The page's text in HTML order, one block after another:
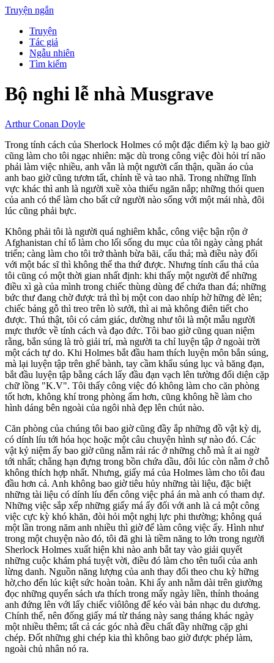
Truyện ngắn
Truyện
Tác giả
Ngẫu nhiên
Tìm kiếm
Bộ nghi lễ nhà Musgrave
Arthur Conan Doyle
Trong tính cách của Sherlock Holmes có một đặc điểm kỳ lạ bao giờ
cũng làm cho tôi ngạc nhiên: mặc dù trong công việc đòi hỏi trí não
phải làm việc nhiều, anh vẫn là một người cẩn thận, quần áo của
anh bao giờ cũng tươm tất, chỉnh tề và tao nhã. Trong những lĩnh
vực khác thì anh là người xuề xòa thiếu ngăn nắp; những thói quen
của anh có thể làm cho bất cứ người nào sống với một mái nhà, đôi
lúc cũng phải bực.
Không phải tôi là người quá nghiêm khắc, công việc bận rộn ở
Afghanistan chỉ tổ làm cho lối sống du mục của tôi ngày càng phát
triển; càng làm cho tôi trở thành bừa bãi, cẩu thả; mà điều này đối
với một bác sĩ thì không thể tha thứ được. Nhưng tính cẩu thả của
tôi cũng có một thời gian nhất định: khi thấy một người để những
điều xì gà của mình trong chiếc thùng dùng để chứa than đá; những
bức thư đang chờ được trả thì bị một con dao nhíp hờ hững đè lên;
chiếc bảng gỗ thì treo trên lò sưởi, thì ai mà không điên tiết cho
được. Thú thật, tôi có cảm giác, dường như tôi là một mẫu người
mực thước về tính cách và đạo đức. Tôi bao giờ cũng quan niệm
rằng, bắn súng là trò giải trí, mà người ta chỉ luyện tập ở ngoài trời
một cách tự do. Khi Holmes bắt đầu ham thích luyện môn bắn súng,
mà lại luyện tập trên ghế bành, tay cầm khẩu súng lục và băng đạn,
bắt đầu luyện tập bằng cách lấy đầu đạn vạch lên tường đối diện cặp
chữ lồng "K.V". Tôi thấy công việc đó không làm cho căn phòng
tốt hơn, không khí trong phòng ấm hơn, cũng không hề làm cho
hình dáng bên ngoài của ngôi nhà đẹp lên chút nào.
Căn phòng của chúng tôi bao giờ cũng đầy ắp những đồ vật kỳ dị,
có dính líu tới hóa học hoặc một câu chuyện hình sự nào đó. Các
vật kỷ niệm ấy bao giờ cũng nằm rải rác ở những chỗ mà ít ai ngờ
tới nhất; chẳng hạn đựng trong bồn chứa dầu, đôi lúc còn nằm ở chỗ
không thích hợp nhất. Nhưng, giấy má của Holmes làm cho tôi đau
đầu hơn cả. Anh không bao giờ tiêu hủy những tài liệu, đặc biệt
những tài liệu có dính líu đến công việc phá án mà anh có tham dự.
Những việc sắp xếp những giấy má ấy đối với anh là cả một công
việc cực kỳ khó khăn, đòi hỏi một nghị lực phi thường; không quá
một lần trong năm anh nhiều thì giờ để làm công việc ấy. Hình như
trong một chuyện nào đó, tôi đã ghi là tiềm năng to lớn trong người
Sherlock Holmes xuất hiện khi nào anh bắt tay vào giải quyết
những cuộc khám phá tuyệt vời, điều đó làm cho tên tuổi của anh
lừng danh. Nguồn năng lượng của anh thay đổi theo chu kỳ hững
hờ,cho đến lúc kiệt sức hoàn toàn. Khi ấy anh nằm dài trên giường
đọc những quyển sách ưa thích trong mấy ngày liền, thỉnh thoảng
anh đứng lên với lấy chiếc viôlông để kéo vài bản nhạc du dương.
Chính thế, nên đống giấy má từ tháng này sang tháng khác ngày
một nhiều thêm; tất cả các góc nhà đều chất đầy những cặp ghi
chép. Đốt những ghi chép kia thì không bao giờ được phép làm,
ngoài chủ nhân nó ra.